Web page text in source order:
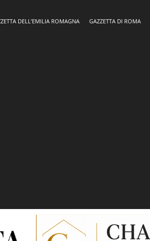
DELL’EMILIA ROMAGNA GAZZETTA DI ROMA